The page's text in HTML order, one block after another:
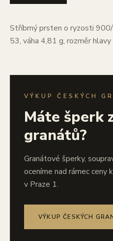
Stříbrný prsten o ryzosti
53, váha 4,81 g, rozměr
VÝKUP ČESKÝCH
Máte šperk
granátů?
Granátové šperky,
oceníme nad rámec ceny
v Praze 1.
VÝKUP ČESKÝCH